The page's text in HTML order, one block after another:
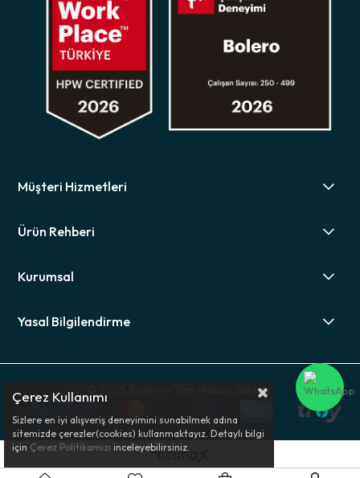
Müşteri Hizmetleri
Ürün Rehberi
Kurumsal
Yasal Bilgilendirme
© 2025 Bolero - Tüm Hakları Saklıdır.
Çerez Kullanımı
Sizlere en iyi alışveriş deneyimini sunabilmek adına
sitemizde çerezler(cookies) kullanmaktayız. Detaylı bilgi
için Çerez Politikamızı inceleyebilirsiniz.